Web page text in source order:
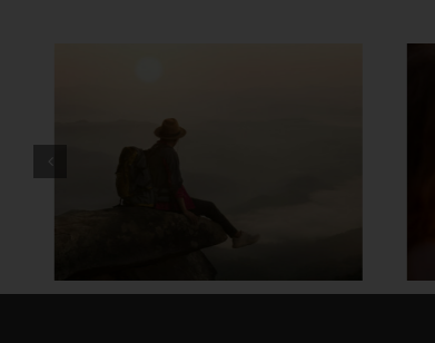
တွဲတာကြာလေ အချစ်တွေ ပို
တိုးလာစေဖို့